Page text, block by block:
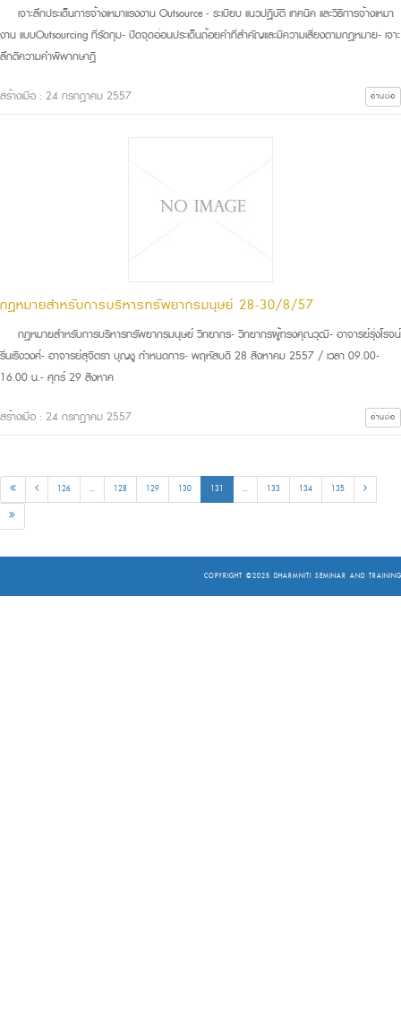
เจาะลึกประเด็นการจ้างเหมาแรงงาน Outsource - ระเบียบ แนวปฏิบัติ เทคนิค และวิธีการจ้างเหมา
งาน แบบOutsourcing ที่รัดกุม- ปิดจุดอ่อนประเด็นถ้อยคำที่สำคัญและมีความเสี่ยงตามกฎหมาย- เจาะ
ลึกตีความคำพิพากษาฎี
สร้างเมื่อ : 24 กรกฎาคม 2557 อ่านต่อ
กฎหมายสำหรับการบริหารทรัพยากรมนุษย์ 28-30/8/57
กฎหมายสำหรับการบริหารทรัพยากรมนุษย์ วิทยากร- วิทยากรผู้ทรงคุณวุฒิ- อาจารย์รุ่งโรจน์
รื่นเริงวงศ์- อาจารย์สุจิตรา บุญชู กำหนดการ- พฤหัสบดี 28 สิงหาคม 2557 / เวลา 09.00-
16.00 น.- ศุกร์ 29 สิงหาค
สร้างเมื่อ : 24 กรกฎาคม 2557 อ่านต่อ
126 ... 128 129 130 131 ... 133 134 135
COPYRIGHT ©2025 DHARMNITI SEMINAR AND